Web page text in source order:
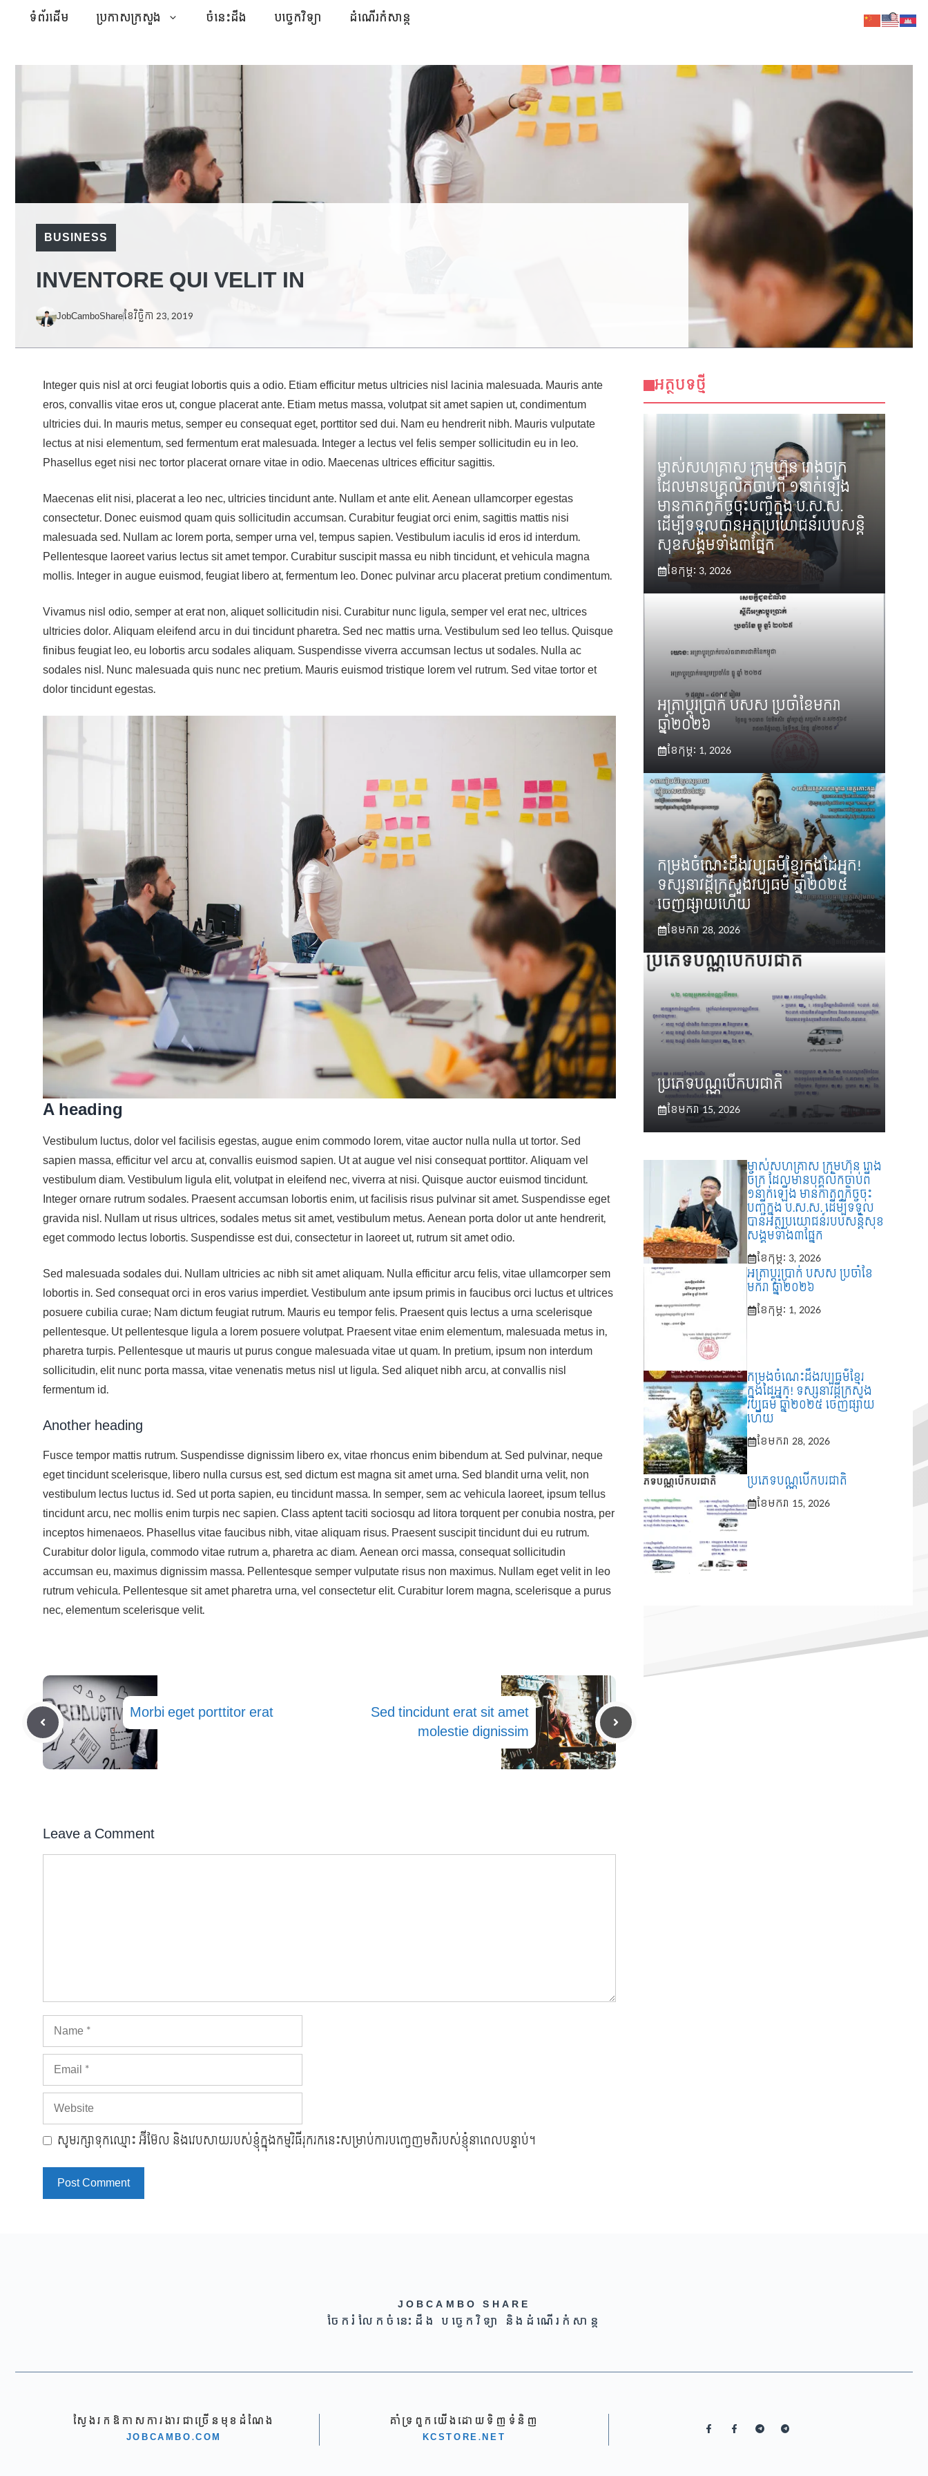
ទំព័រដើម ប្រកាសក្រសួង ចំនេះដឹង បច្ចេកវិទ្យា ដំណើរកំសាន្ត
BUSINESS
INVENTORE QUI VELIT IN
JobCamboShareខែ​វិច្ឆិកា 23, 2019
Integer quis nisl at orci feugiat lobortis quis a odio. Etiam efficitur metus ultricies nisl lacinia malesuada. Mauris ante
eros, convallis vitae eros ut, congue placerat ante. Etiam metus massa, volutpat sit amet sapien ut, condimentum
ultricies dui. In mauris metus, semper eu consequat eget, porttitor sed dui. Nam eu hendrerit nibh. Mauris vulputate
lectus at nisi elementum, sed fermentum erat malesuada. Integer a lectus vel felis semper sollicitudin eu in leo.
Phasellus eget nisi nec tortor placerat ornare vitae in odio. Maecenas ultrices efficitur sagittis.
Maecenas elit nisi, placerat a leo nec, ultricies tincidunt ante. Nullam et ante elit. Aenean ullamcorper egestas
consectetur. Donec euismod quam quis sollicitudin accumsan. Curabitur feugiat orci enim, sagittis mattis nisi
malesuada sed. Nullam ac lorem porta, semper urna vel, tempus sapien. Vestibulum iaculis id eros id interdum.
Pellentesque laoreet varius lectus sit amet tempor. Curabitur suscipit massa eu nibh tincidunt, et vehicula magna
mollis. Integer in augue euismod, feugiat libero at, fermentum leo. Donec pulvinar arcu placerat pretium condimentum.
Vivamus nisl odio, semper at erat non, aliquet sollicitudin nisi. Curabitur nunc ligula, semper vel erat nec, ultrices
ultricies dolor. Aliquam eleifend arcu in dui tincidunt pharetra. Sed nec mattis urna. Vestibulum sed leo tellus. Quisque
finibus feugiat leo, eu lobortis arcu sodales aliquam. Suspendisse viverra accumsan lectus ut sodales. Nulla ac
sodales nisl. Nunc malesuada quis nunc nec pretium. Mauris euismod tristique lorem vel rutrum. Sed vitae tortor et
dolor tincidunt egestas.
A heading
Vestibulum luctus, dolor vel facilisis egestas, augue enim commodo lorem, vitae auctor nulla nulla ut tortor. Sed
sapien massa, efficitur vel arcu at, convallis euismod sapien. Ut at augue vel nisi consequat porttitor. Aliquam vel
vestibulum diam. Vestibulum ligula elit, volutpat in eleifend nec, viverra at nisi. Quisque auctor euismod tincidunt.
Integer ornare rutrum sodales. Praesent accumsan lobortis enim, ut facilisis risus pulvinar sit amet. Suspendisse eget
gravida nisl. Nullam ut risus ultrices, sodales metus sit amet, vestibulum metus. Aenean porta dolor ut ante hendrerit,
eget commodo lectus lobortis. Suspendisse est dui, consectetur in laoreet ut, rutrum sit amet odio.
Sed malesuada sodales dui. Nullam ultricies ac nibh sit amet aliquam. Nulla efficitur arcu felis, vitae ullamcorper sem
lobortis in. Sed consequat orci in eros varius imperdiet. Vestibulum ante ipsum primis in faucibus orci luctus et ultrices
posuere cubilia curae; Nam dictum feugiat rutrum. Mauris eu tempor felis. Praesent quis lectus a urna scelerisque
pellentesque. Ut pellentesque ligula a lorem posuere volutpat. Praesent vitae enim elementum, malesuada metus in,
pharetra turpis. Pellentesque ut mauris ut purus congue malesuada vitae ut quam. In pretium, ipsum non interdum
sollicitudin, elit nunc porta massa, vitae venenatis metus nisl ut ligula. Sed aliquet nibh arcu, at convallis nisl
fermentum id.
Another heading
Fusce tempor mattis rutrum. Suspendisse dignissim libero ex, vitae rhoncus enim bibendum at. Sed pulvinar, neque
eget tincidunt scelerisque, libero nulla cursus est, sed dictum est magna sit amet urna. Sed blandit urna velit, non
vestibulum lectus luctus id. Sed ut porta sapien, eu tincidunt massa. In semper, sem ac vehicula laoreet, ipsum tellus
tincidunt arcu, nec mollis enim turpis nec sapien. Class aptent taciti sociosqu ad litora torquent per conubia nostra, per
inceptos himenaeos. Phasellus vitae faucibus nibh, vitae aliquam risus. Praesent suscipit tincidunt dui eu rutrum.
Curabitur dolor ligula, commodo vitae rutrum a, pharetra ac diam. Aenean orci massa, consequat sollicitudin
accumsan eu, maximus dignissim massa. Pellentesque semper vulputate risus non maximus. Nullam eget velit in leo
rutrum vehicula. Pellentesque sit amet pharetra urna, vel consectetur elit. Curabitur lorem magna, scelerisque a purus
nec, elementum scelerisque velit.
Morbi eget porttitor erat Sed tincidunt erat sit amet
molestie dignissim
Leave a Comment
Name
Email
Website
សូមរក្សាទុកឈ្មោះ អ៊ីម៊ែល និងវេបសាយរបស់ខ្ញុំក្នុងកម្មវិធីរុករកនេះសម្រាប់ការបញ្ចេញមតិរបស់ខ្ញុំនាពេលបន្ទាប់។
អត្ថបទថ្មី
ម្ចាស់សហគ្រាស ក្រុមហ៊ុន រោងចក្រ
ដែលមានបុគ្គលិកចាប់ពី ១នាក់ឡើង
មានកាតព្វកិច្ចចុះបញ្ជីក្នុង ប.ស.ស.
ដើម្បីទទួលបានអត្ថប្រយោជន៍របបសន្តិ
សុខសង្គមទាំង៣ផ្នែក
ខែ​កុម្ភៈ 3, 2026
អត្រាប្ដូរប្រាក់ បសស ប្រចាំខែមករា
ឆ្នាំ២០២៦
ខែ​កុម្ភៈ 1, 2026
កម្រងចំណេះដឹងវប្បធម៌ខ្មែរក្នុងដៃអ្នក!
ទស្សនាវដ្តីក្រសួងវប្បធម៌ ឆ្នាំ២០២៥
ចេញផ្សាយហើយ
ខែ​មករា 28, 2026
ប្រភេទបណ្ណបើកបរជាតិ
ខែ​មករា 15, 2026
ម្ចាស់សហគ្រាស ក្រុមហ៊ុន រោង
ចក្រ ដែលមានបុគ្គលិកចាប់ពី
១នាក់ឡើង មានកាតព្វកិច្ចចុះ
បញ្ជីក្នុង ប.ស.ស. ដើម្បីទទួល
បានអត្ថប្រយោជន៍របបសន្តិសុខ
សង្គមទាំង៣ផ្នែក
ខែ​កុម្ភៈ 3, 2026
អត្រាប្ដូរប្រាក់ បសស ប្រចាំខែ
មករា ឆ្នាំ២០២៦
ខែ​កុម្ភៈ 1, 2026
កម្រងចំណេះដឹងវប្បធម៌ខ្មែរ
ក្នុងដៃអ្នក! ទស្សនាវដ្តីក្រសួង
វប្បធម៌ ឆ្នាំ២០២៥ ចេញផ្សាយ
ហើយ
ខែ​មករា 28, 2026
ប្រភេទបណ្ណបើកបរជាតិ
ខែ​មករា 15, 2026
JOBCAMBO SHARE
ចែករំលែកចំនេះដឹង បច្ចេកវិទ្យា និងដំណើរកំសាន្ត
ស្វែងរកឱកាសការងារជាច្រើនមុខដំណែង
JOBCAMBO.COM
គាំទ្រពួកយើងដោយទិញទំនិញ
KCSTORE.NET